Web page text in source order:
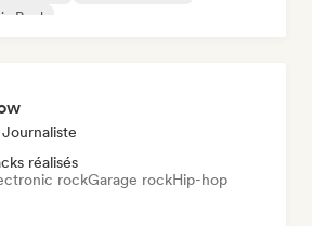
Rock
réalisés
rockGarage rockHip-hop